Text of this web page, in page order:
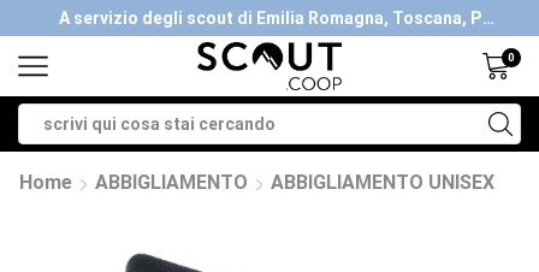
A servizio degli scout di Emilia Romagna, Toscana, Piemonte, Valle d'Aosta- Gratis la spedizione con ordini > €40
0
Home ABBIGLIAMENTO ABBIGLIAMENTO UNISEX